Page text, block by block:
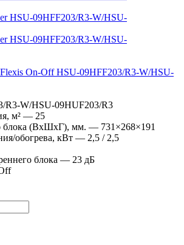
On-Off HSU-09HFF203/R3-W/HSU-
R3-W/HSU-09HUF203/R3
м² — 25
блока (ВхШхГ), мм. — 731×268×191
обогрева, кВт — 2,5 / 2,5
блока — 23 дБ